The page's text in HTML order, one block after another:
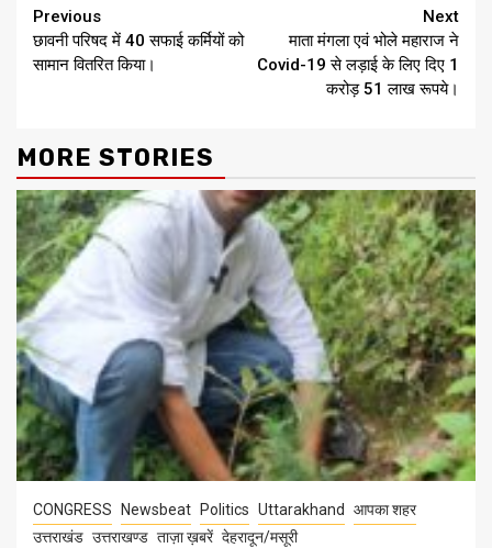
Continue
Reading
Previous
छावनी परिषद में 40 सफाई कर्मियों को
सामान वितरित किया।
Next
माता मंगला एवं भोले महाराज ने
Covid-19 से लड़ाई के लिए दिए 1
करोड़ 51 लाख रूपये।
MORE STORIES
CONGRESS Newsbeat Politics Uttarakhand
आपका शहर
उत्तराखंड उत्तराखण्ड ताज़ा ख़बरें देहरादून/मसूरी